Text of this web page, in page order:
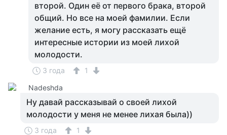
второй. Один её от первого брака, второй
общий. Но все на моей фамилии. Если
желание есть, я могу рассказать ещё
интересные истории из моей лихой
молодости.
3 года
1
Nadeshda
Ну давай рассказывай о своей лихой
молодости у меня не менее лихая была))
3 года 1